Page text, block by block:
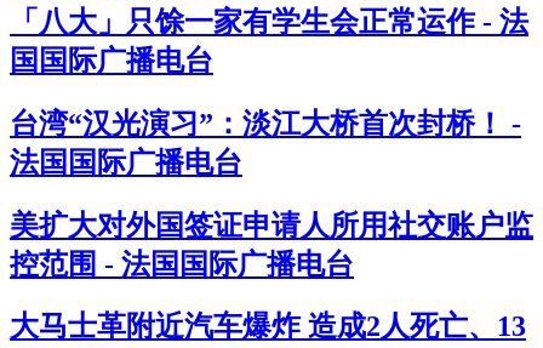
「八大」只馀一家有学生会正常运作 - 法
国国际广播电台
台湾“汉光演习”：淡江大桥首次封桥！ -
法国国际广播电台
美扩大对外国签证申请人所用社交账户监
控范围 - 法国国际广播电台
大马士革附近汽车爆炸 造成2人死亡、13